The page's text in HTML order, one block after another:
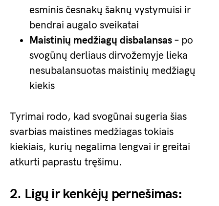
esminis česnakų šaknų vystymuisi ir
bendrai augalo sveikatai
Maistinių medžiagų disbalansas – po
svogūnų derliaus dirvožemyje lieka
nesubalansuotas maistinių medžiagų
kiekis
Tyrimai rodo, kad svogūnai sugeria šias
svarbias maistines medžiagas tokiais
kiekiais, kurių negalima lengvai ir greitai
atkurti paprastu tręšimu.
2. Ligų ir kenkėjų pernešimas: